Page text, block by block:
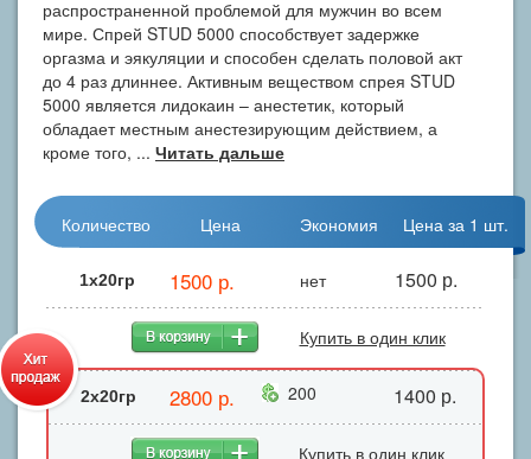
распространенной проблемой для мужчин во всем
мире. Спрей STUD 5000 способствует задержке
оргазма и эякуляции и способен сделать половой акт
до 4 раз длиннее. Активным веществом спрея STUD
5000 является лидокаин – анестетик, который
обладает местным анестезирующим действием, а
кроме того, ... Читать дальше
Количество Цена Экономия Цена за 1 шт.
1x20гр 1500 р. нет 1500 р.
Купить в один клик
2х20гр 2800 р. 200 1400 р.
Купить в один клик